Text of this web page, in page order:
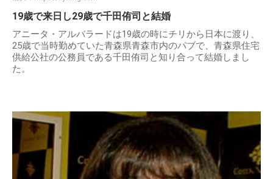
19歳で来日し29歳で千田侑司と結婚
アニータ・アルバラードは19歳の時にチリから日本に渡り、
25歳で当時勤めていた青森県青森市内のパブで、青森県住宅
供給公社の公務員である千田侑司と知り合って結婚しまし
た。